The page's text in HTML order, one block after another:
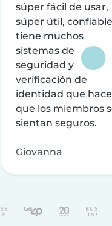
súper fácil de usar,
súper útil,
tiene muchos
sistemas de
seguridad y
verificación de
identidad que
que los miembros
sientan seguros.
Giovanna